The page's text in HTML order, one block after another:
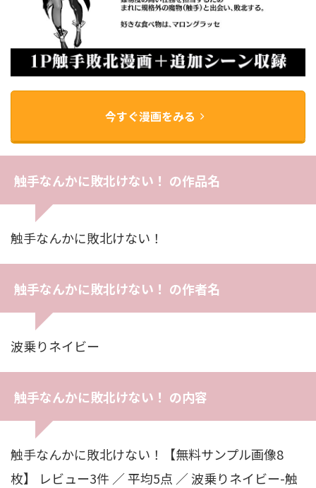
今すぐ漫画をみる
触手なんかに敗北けない！ の作品名
触手なんかに敗北けない！
触手なんかに敗北けない！ の作者名
波乗りネイビー
触手なんかに敗北けない！ の内容
触手なんかに敗北けない！【無料サンプル画像8
枚】 レビュー3件 ／ 平均5点 ／ 波乗りネイビー-触